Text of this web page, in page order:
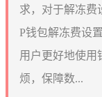
求，对于解冻费
P钱包解冻费设
用户更好地使用
烦，保障数...